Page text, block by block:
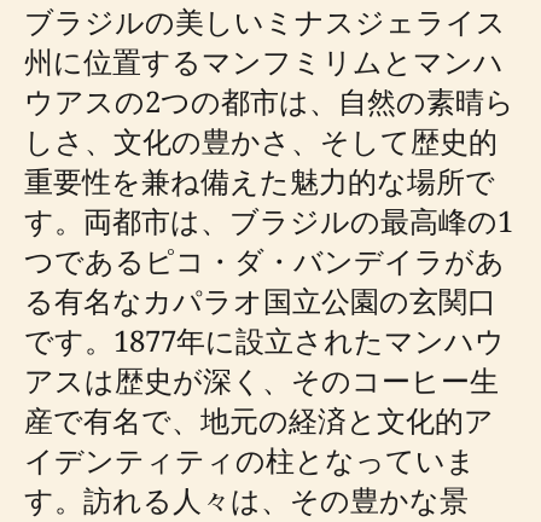
ブラジルの美しいミナスジェライス
州に位置するマンフミリムとマンハ
ウアスの2つの都市は、自然の素晴ら
しさ、文化の豊かさ、そして歴史的
重要性を兼ね備えた魅力的な場所で
す。両都市は、ブラジルの最高峰の1
つであるピコ・ダ・バンデイラがあ
る有名なカパラオ国立公園の玄関口
です。1877年に設立されたマンハウ
アスは歴史が深く、そのコーヒー生
産で有名で、地元の経済と文化的ア
イデンティティの柱となっていま
す。訪れる人々は、その豊かな景